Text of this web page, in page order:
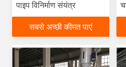
पाइप विनिर्माण संयंत्र
सबसे अच्छी कीमत पाएं